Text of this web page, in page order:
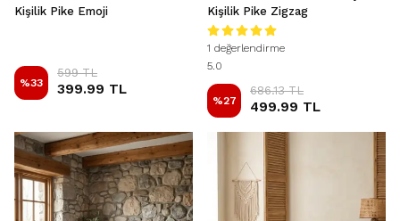
Kişilik Pike Emoji
%33
599 TL
399.99 TL
Kişilik Pike Zigzag
1 değerlendirme
5.0
%27
686.13 TL
499.99 TL